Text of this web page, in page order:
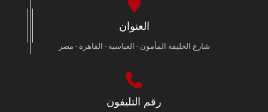
العنوان
شارع الخليفة المأمون - العباسية - القاهرة - مصر
رقم التليفون